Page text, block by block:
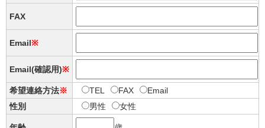
FAX
Email※
Email(確認用)※
希望連絡方法※ TEL FAX
Email
性別
男性 女性